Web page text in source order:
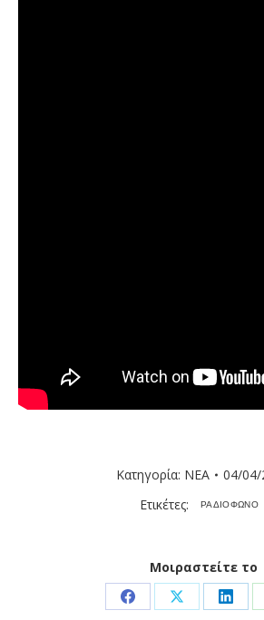
Κατηγορία: ΝΕΑ
04/04/
Ετικέτες:
ΡΑΔΙΟΦΩΝΟ
Μοιραστείτε το
Share Share Share